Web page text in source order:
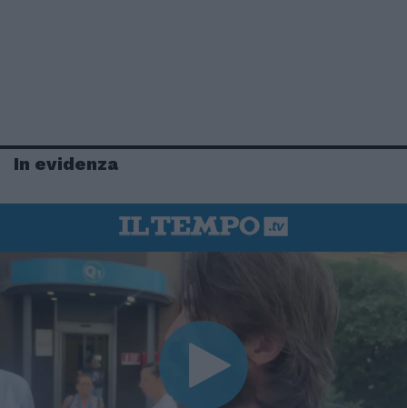
In evidenza